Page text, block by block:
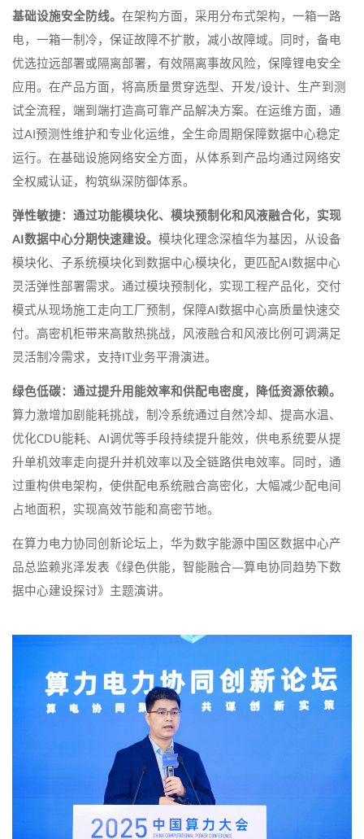
基础设施安全防线。 在架构方面，采用分布式架构，一箱一路
电，一箱一制冷，保证故障不扩散，减小故障域。同时，备电
优选拉远部署或隔离部署，有效隔离事故风险，保障锂电安全
应用。在产品方面，将高质量贯穿选型、开发/设计、生产到测
试全流程，端到端打造高可靠产品解决方案。在运维方面，通
过AI预测性维护和专业化运维，全生命周期保障数据中心稳定
运行。在基础设施网络安全方面，从体系到产品均通过网络安
全权威认证，构筑纵深防御体系。
弹性敏捷：通过功能模块化、模块预制化和风液融合化，实现
AI数据中心分期快速建设。 模块化理念深植华为基因，从设备
模块化、子系统模块化到数据中心模块化，更匹配AI数据中心
灵活弹性部署需求。通过模块预制化，实现工程产品化，交付
模式从现场施工走向工厂预制，保障AI数据中心高质量快速交
付。高密机柜带来高散热挑战，风液融合和风液比例可调满足
灵活制冷需求，支持IT业务平滑演进。
绿色低碳：通过提升用能效率和供配电密度，降低资源依赖。
算力激增加剧能耗挑战，制冷系统通过自然冷却、提高水温、
优化CDU能耗、AI调优等手段持续提升能效，供电系统要从提
升单机效率走向提升并机效率以及全链路供电效率。同时，通
过重构供电架构，使供配电系统融合高密化，大幅减少配电间
占地面积，实现高效节能和高密节地。
在算力电力协同创新论坛上，华为数字能源中国区数据中心产
品总监赖兆泽发表《绿色供能，智能融合—算电协同趋势下数
据中心建设探讨》主题演讲。